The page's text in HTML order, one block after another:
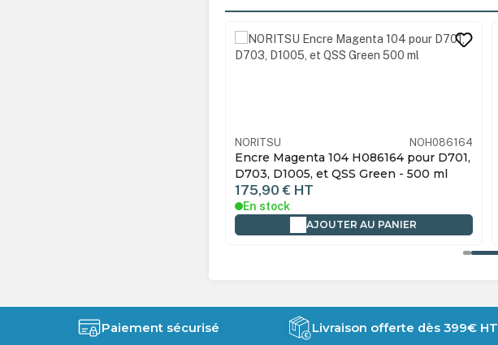
Ignorer la galerie de produits
NORITSU NOH086164
Encre Magenta 104 H086164 pour D701,
D703, D1005, et QSS Green - 500 ml
175,90 € HT
En stock
AJOUTER AU PANIER
Paiement sécurisé Livraison offerte dès 399€ HT